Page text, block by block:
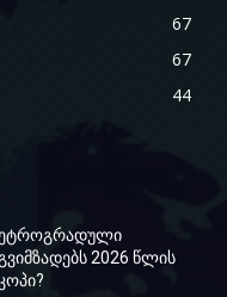
67
67
44
2026 წლის